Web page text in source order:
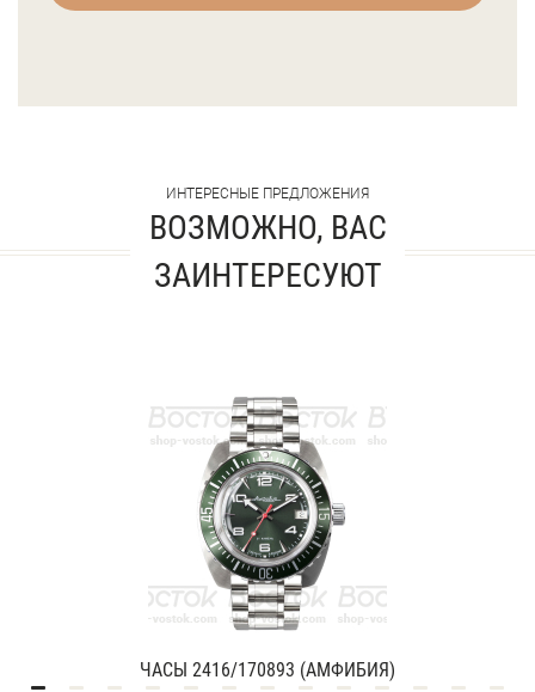
ИНТЕРЕСНЫЕ ПРЕДЛОЖЕНИЯ
ВОЗМОЖНО, ВАС
ЗАИНТЕРЕСУЮТ
ЧАСЫ 2416/170893 (АМФИБИЯ)